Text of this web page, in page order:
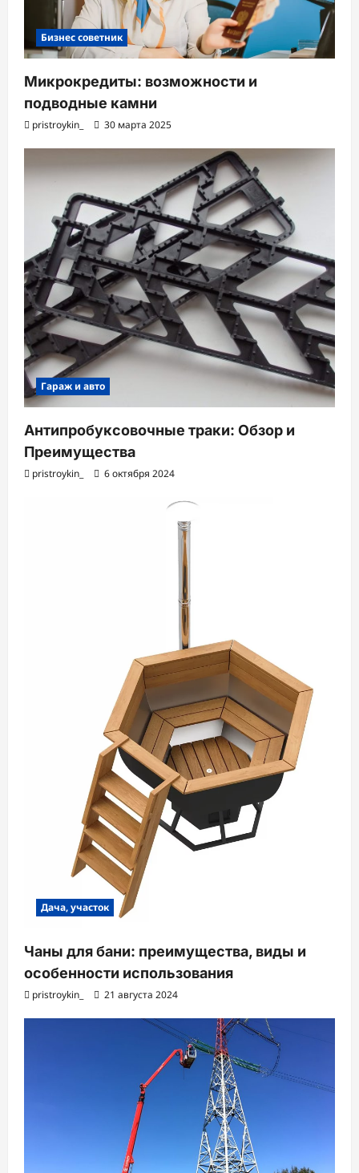
Бизнес советник
Микрокредиты: возможности и
подводные камни
pristroykin_ 30 марта 2025
Гараж и авто
Антипробуксовочные траки: Обзор и
Преимущества
pristroykin_ 6 октября 2024
Дача, участок
Чаны для бани: преимущества, виды и
особенности использования
pristroykin_ 21 августа 2024